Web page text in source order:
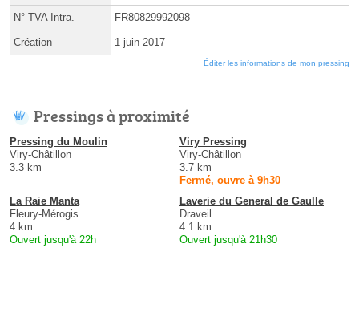
N° TVA Intra. FR80829992098
Création 1 juin 2017
Éditer les informations de mon pressing
Pressings à proximité
Pressing du Moulin
Viry-Châtillon
3.3 km
Viry Pressing
Viry-Châtillon
3.7 km
Fermé, ouvre à 9h30
La Raie Manta
Fleury-Mérogis
4 km
Ouvert jusqu'à 22h
Laverie du General de Gaulle
Draveil
4.1 km
Ouvert jusqu'à 21h30